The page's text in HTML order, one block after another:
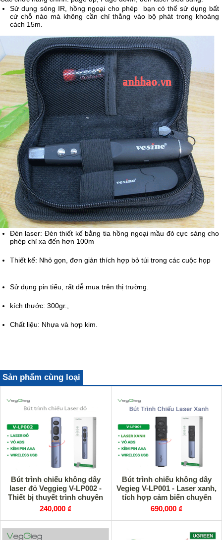
Sử dụng sóng IR, hồng ngoại cho phép bạn có thể sử dụng bất
cứ chỗ nào mà không cần chỉ thằng vào bộ phát trong khoảng
cách 15m.
Đèn laser: Đèn thiết kế bằng tia hồng ngoại mầu đỏ cực sáng cho
phép chỉ xa đến hơn 100m
Thiết kế: Nhỏ gọn, đơn giản thích hợp bỏ túi trong các cuộc họp
Sử dụng pin tiểu, rất dễ mua trên thị trường.
kích thước: 300gr.,
Chất liệu: Nhựa và hợp kim.
Sản phẩm cùng loại
Bút trình chiếu không dây
laser đỏ Veggieg V-LP002 -
Thiết bị thuyết trình chuyên
nghiệp
240,000 ₫
Bút trình chiếu không dây
Vegieg V-LP001 - Laser xanh,
tích hợp cảm biến chuyển
động
690,000 ₫